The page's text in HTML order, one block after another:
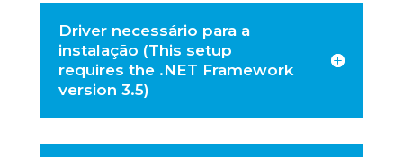
Driver necessário para a
instalação (This setup
requires the .NET Framework
version 3.5)